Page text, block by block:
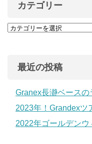
カテゴリー
最近の投稿
Granex長瀞ベースの
2023年！Grandexツ
2022年ゴールデンウ